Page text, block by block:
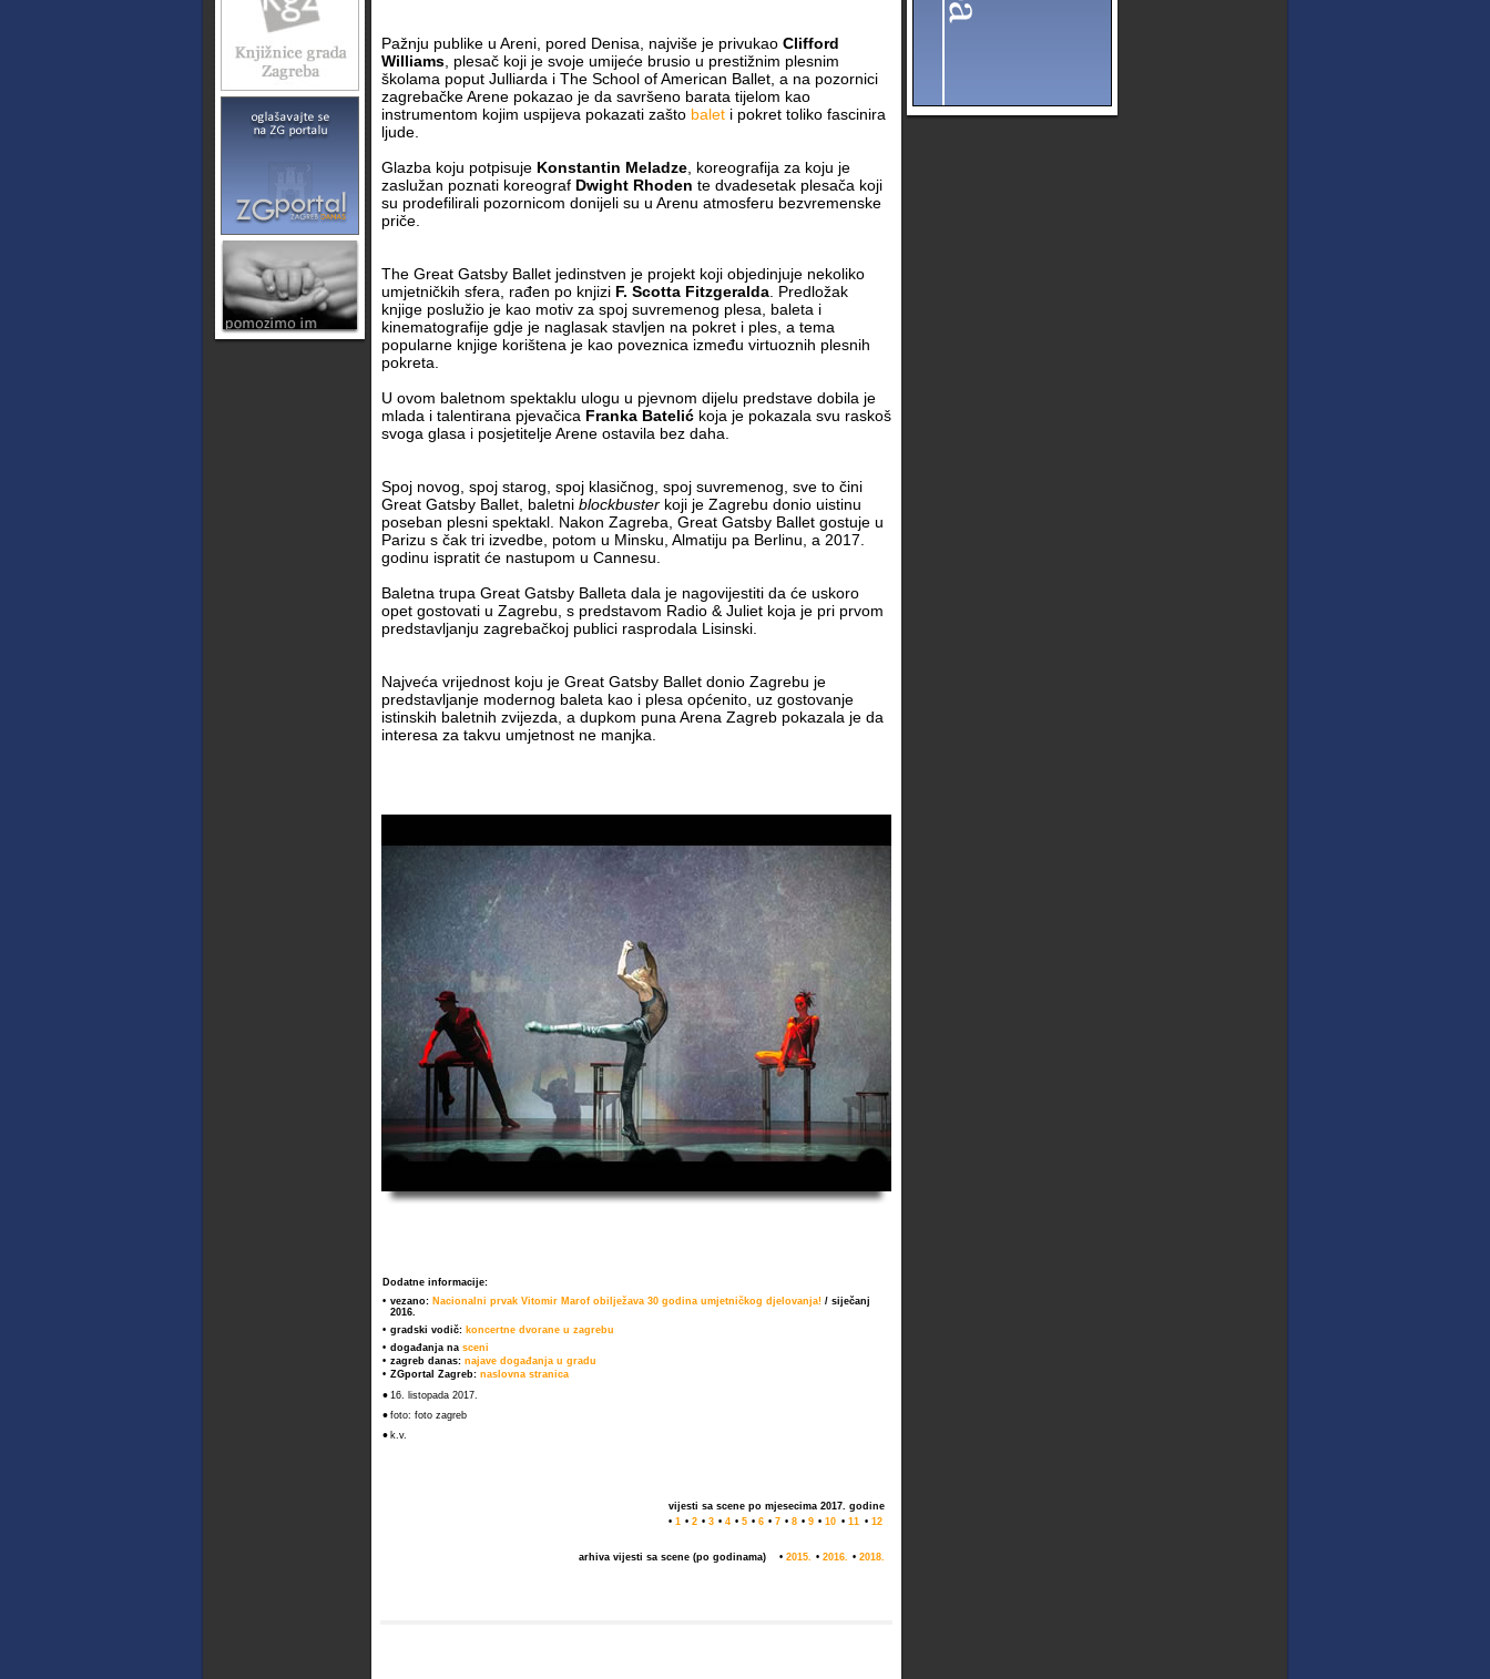
Pažnju publike u Areni, pored Denisa, najviše je privukao Clifford
Williams , plesač koji je svoje umijeće brusio u prestižnim plesnim
školama poput Julliarda i The School of American Ballet, a na pozornici
zagrebačke Arene pokazao je da savršeno barata tijelom kao
instrumentom kojim uspijeva pokazati zašto balet i pokret toliko fascinira
ljude.
Glazba koju potpisuje Konstantin Meladze , koreografija za koju je
zaslužan poznati koreograf Dwight Rhoden te dvadesetak plesača koji
su prodefilirali pozornicom donijeli su u Arenu atmosferu bezvremenske
priče.
The Great Gatsby Ballet jedinstven je projekt koji objedinjuje nekoliko
umjetničkih sfera, rađen po knjizi F. Scotta Fitzgeralda . Predložak
knjige poslužio je kao motiv za spoj suvremenog plesa, baleta i
kinematografije gdje je naglasak stavljen na pokret i ples, a tema
popularne knjige korištena je kao poveznica između virtuoznih plesnih
pokreta.
U ovom baletnom spektaklu ulogu u pjevnom dijelu predstave dobila je
mlada i talentirana pjevačica Franka Batelić koja je pokazala svu raskoš
svoga glasa i posjetitelje Arene ostavila bez daha.
Spoj novog, spoj starog, spoj klasičnog, spoj suvremenog, sve to čini
Great Gatsby Ballet, baletni blockbuster koji je Zagrebu donio uistinu
poseban plesni spektakl. Nakon Zagreba, Great Gatsby Ballet gostuje u
Parizu s čak tri izvedbe, potom u Minsku, Almatiju pa Berlinu, a 2017.
godinu ispratit će nastupom u Cannesu.
Baletna trupa Great Gatsby Balleta dala je nagovijestiti da će uskoro
opet gostovati u Zagrebu, s predstavom Radio & Juliet koja je pri prvom
predstavljanju zagrebačkoj publici rasprodala Lisinski.
Najveća vrijednost koju je Great Gatsby Ballet donio Zagrebu je
predstavljanje modernog baleta kao i plesa općenito, uz gostovanje
istinskih baletnih zvijezda, a dupkom puna Arena Zagreb pokazala je da
interesa za takvu umjetnost ne manjka.
Dodatne informacije:
• vezano: Nacionalni prvak Vitomir Marof obilježava 30 godina umjetničkog djelovanja! / siječanj
2016.
• gradski vodič: koncertne dvorane u zagrebu
• događanja na sceni
• zagreb danas: najave događanja u gradu
• ZGportal Zagreb: naslovna stranica
• 16. listopada 2017.
• foto: foto zagreb
• k.v.
vijesti sa scene po mjesecima 2017. godine
• 1 • 2 • 3 • 4 • 5 • 6 • 7 • 8 • 9 • 10 • 11 • 12
arhiva vijesti sa scene (po godinama) • 2015. • 2016. • 2018.